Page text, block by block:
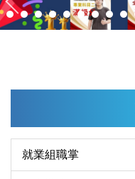
容
區
就業組職掌